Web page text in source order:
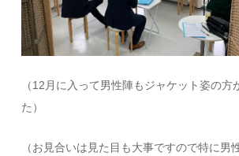
（12月に入って男性陣もジャケット姿の方
た）
（お見合いは見た目も大事ですので特に男